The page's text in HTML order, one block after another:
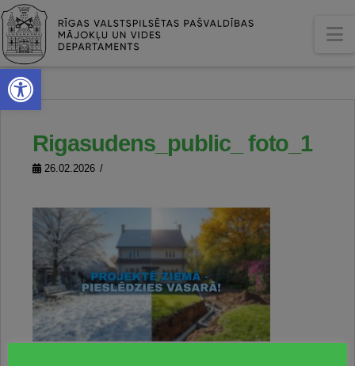
Open toolbar
Rigasudens_public_ foto_1
26.02.2026